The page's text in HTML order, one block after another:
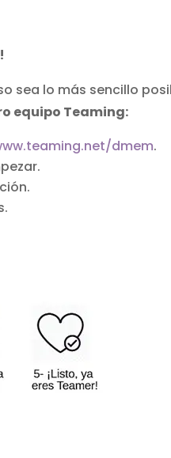
sea lo más sencillo
equipo Teaming:
dmem.